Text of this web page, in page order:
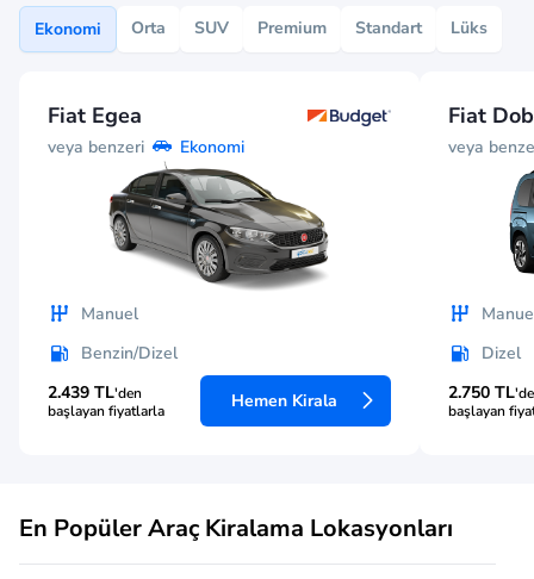
Ekonomi Orta SUV Premium Standart Lüks
Fiat Egea
veya benzeri Ekonomi
Manuel
Benzin/Dizel
2.439 TL'den
başlayan fiyatlarla
Hemen Kirala
Fiat
veya
Dizel
2.750 TL
başlayan
En Popüler Araç Kiralama Lokasyonları